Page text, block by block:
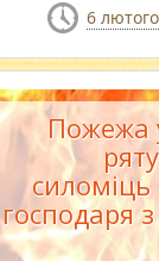
6
Пожежа
господаря